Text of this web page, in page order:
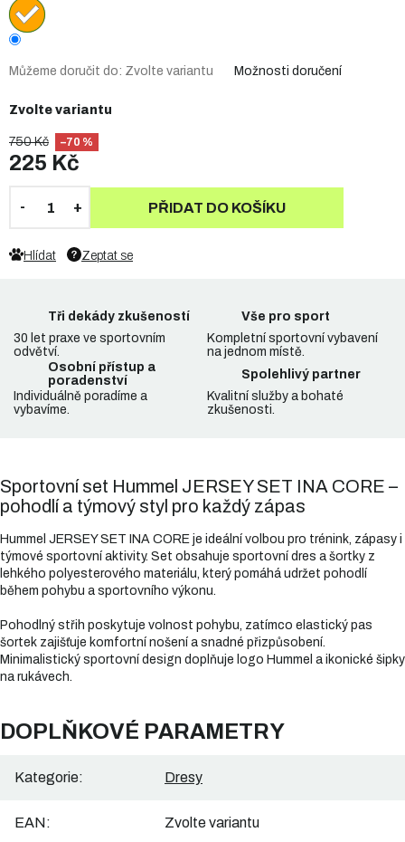
750 Kč –70 %
225 Kč
Zvolte variantu
Můžeme doručit do: Zvolte variantu Možnosti doručení
PŘIDAT DO KOŠÍKU
Zeptat se
Hlídat
Tři dekády zkušeností
30 let praxe ve sportovním
odvětví.
Vše pro sport
Kompletní sportovní vybavení
na jednom místě.
Osobní přístup a
poradenství
Individuálně poradíme a
vybavíme.
Spolehlivý partner
Kvalitní služby a bohaté
zkušenosti.
Sportovní set Hummel JERSEY SET INA CORE –
pohodlí a týmový styl pro každý zápas
Hummel JERSEY SET INA CORE je ideální volbou pro trénink, zápasy i
týmové sportovní aktivity. Set obsahuje sportovní dres a šortky z
lehkého polyesterového materiálu, který pomáhá udržet pohodlí
během pohybu a sportovního výkonu.
Pohodlný střih poskytuje volnost pohybu, zatímco elastický pas
šortek zajišťuje komfortní nošení a snadné přizpůsobení.
Minimalistický sportovní design doplňuje logo Hummel a ikonické šipky
na rukávech.
DOPLŇKOVÉ PARAMETRY
Kategorie: Dresy
EAN: Zvolte variantu